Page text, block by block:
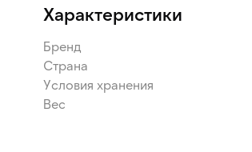
Характеристики
Бренд
Страна
Условия хранения
Вес